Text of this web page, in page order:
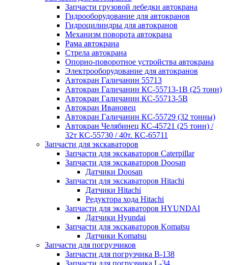
Запчасти грузовой лебедки автокрана
Гидрооборудование для автокранов
Гидроцилиндры для автокранов
Механизм поворота автокрана
Рама автокрана
Стрела автокрана
Опорно-поворотное устройства автокрана
Электрооборудование для автокранов
Автокран Галичанин 55713
Автокран Галичанин КС-55713-1В (25 тонн)
Автокран Галичанин КС-55713-5В
Автокран Ивановец
Автокран Галичанин КС-55729 (32 тонны)
Автокран Челябинец КС-45721 (25 тонн) /
32т КС-55730 / 40т. КС-65711
Запчасти для экскаваторов
Запчасти для экскаваторов Caterpillar
Запчасти для экскаваторов Doosan
Датчики Doosan
Запчасти для экскаваторов Hitachi
Датчики Hitachi
Редуктора хода Hitachi
Запчасти для экскаваторов HYUNDAI
Датчики Hyundai
Запчасти для экскаваторов Komatsu
Датчики Komatsu
Запчасти для погрузчиков
Запчасти для погрузчика B-138
Запчасти для погрузчика L-34